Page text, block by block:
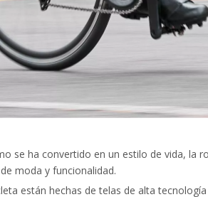
se ha convertido en un estilo de vida, la
moda y funcionalidad.
están hechas de telas de alta